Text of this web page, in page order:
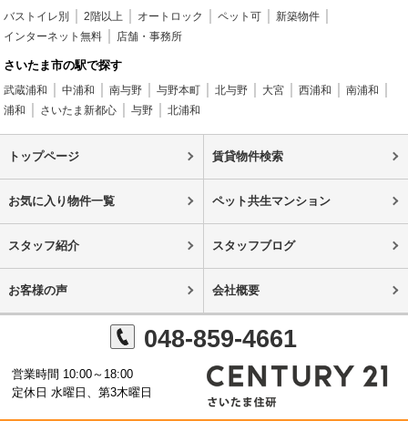
バストイレ別 2階以上 オートロック ペット可
新築物件
インターネット無料
店舗・事務所
さいたま市の駅で探す
武蔵浦和 中浦和 南与野 与野本町 北与野 大宮 西浦和
南浦和
浦和
さいたま新都心 与野 北浦和
トップページ 賃貸物件検索
お気に入り物件一覧 ペット共生マンション
スタッフ紹介 スタッフブログ
お客様の声 会社概要
048-859-4661
営業時間 10:00～18:00
定休日 水曜日、第3木曜日